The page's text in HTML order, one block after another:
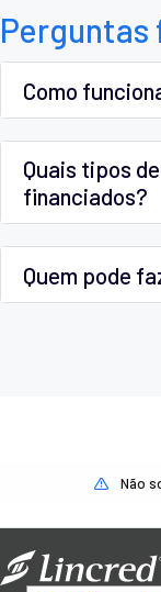
Como
Quais tipos
financiados?
Quem pode
Não